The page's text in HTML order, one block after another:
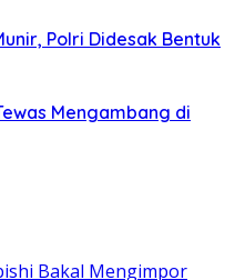
Polri Didesak Bentuk
Mengambang di